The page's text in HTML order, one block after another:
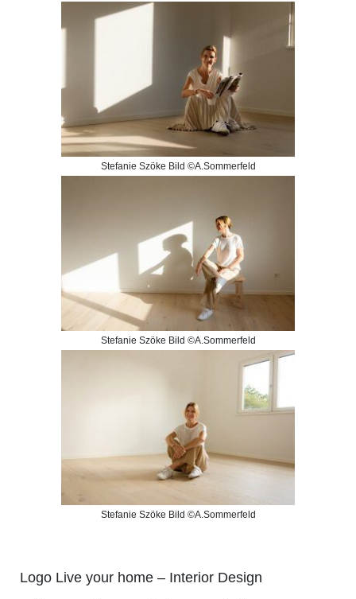
Stefanie Szöke Bild ©A.Sommerfeld
Stefanie Szöke Bild ©A.Sommerfeld
Stefanie Szöke Bild ©A.Sommerfeld
Logo Live your home – Interior Design